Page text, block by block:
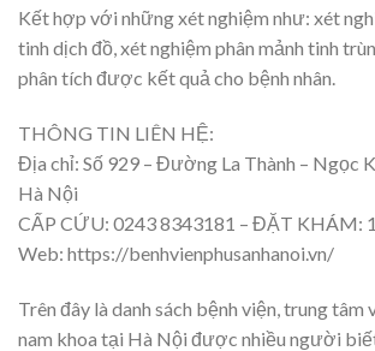
Kết hợp với những xét nghiệm như: xét
tinh dịch đồ, xét nghiệm phân mảnh tinh
phân tích được kết quả cho bệnh nhân.
THÔNG TIN LIÊN HỆ:
Địa chỉ: Số 929 – Đường La Thành – Ngọc
Hà Nội
CẤP CỨU: 0243 8343181 – ĐẶT KHÁM:
Web: https://benhvienphusanhanoi.vn/
Trên đây là danh sách bệnh viện, trung tâm
nam khoa tại Hà Nội được nhiều người